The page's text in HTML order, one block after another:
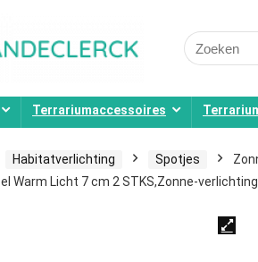
Search
for:
Terrariumaccessoires
Habitatverlichting Spotjes
Warm Licht 7 cm 2 STKS,Zonne-verlichting…